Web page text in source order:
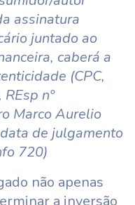
assinatura
juntado ao
caberá a
(CPC,
REsp nº
Marco Aurelio
de julgamento
720)
não apenas
a inversão